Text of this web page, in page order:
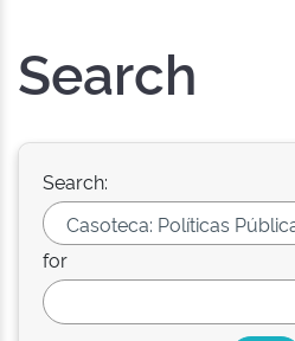
Search
Search:
for